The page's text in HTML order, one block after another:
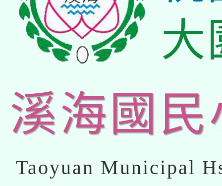
大
溪海國民
Taoyuan Municipal